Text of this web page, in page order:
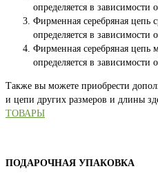
определяется в зависимости
Фирменная серебряная цепь
определяется в зависимости
Фирменная серебряная цепь
определяется в зависимости
Также вы можете приобрести
и цепи других размеров и длины
ТОВАРЫ
ПОДАРОЧНАЯ УПАКОВКА